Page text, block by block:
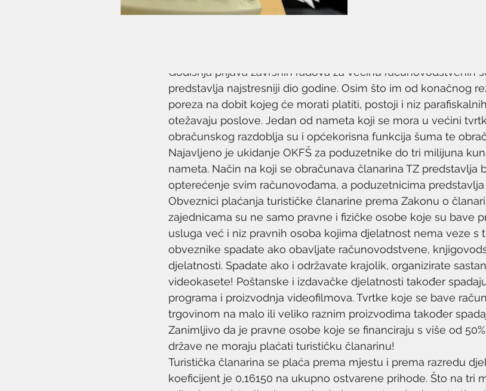
Godišnja prijava završnih radova za većinu računovodstvenih
predstavlja najstresniji dio godine. Osim što im od konačnog
poreza na dobit kojeg će morati platiti, postoji i niz
otežavaju poslove. Jedan od nameta koji se mora u većini
obračunskog razdoblja su i općekorisna funkcija šuma te
Najavljeno je ukidanje OKFŠ za poduzetnike do tri milijuna
nameta. Način na koji se obračunava članarina TZ predstavlja
opterećenje svim računovođama, a poduzetnicima
Obveznici plaćanja turističke članarine prema Zakonu o
zajednicama su ne samo pravne i fizičke osobe koje su bave
usluga već i niz pravnih osoba kojima djelatnost nema veze s
obveznike spadate ako obavljate računovodstvene,
djelatnosti. Spadate ako i održavate krajolik, organizirate
videokasete! Poštanske i izdavačke djelatnosti također
programa i proizvodnja videofilmova. Tvrtke koje se bave
trgovinom na malo ili veliko raznim proizvodima također
Zanimljivo da je pravne osobe koje se financiraju s više od
države ne moraju plaćati turističku članarinu!
Turistička članarina se plaća prema mjestu i prema razredu
koeficijent je 0,16150 na ukupno ostvarene prihode. Što na tri